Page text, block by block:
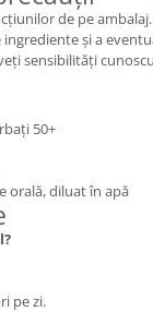
de pe
și a
sensibilități
50+
orală, diluat în apă
pe zi.